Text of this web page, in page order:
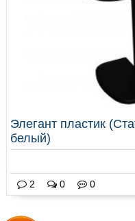
Элегант пластик
белый)
2 0 0